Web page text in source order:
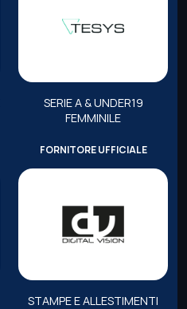
SERIE A & UNDER19
FEMMINILE
FORNITORE UFFICIALE
STAMPE E ALLESTIMENTI